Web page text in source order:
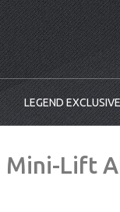
LEGEND EXCLUSIVE
Lift